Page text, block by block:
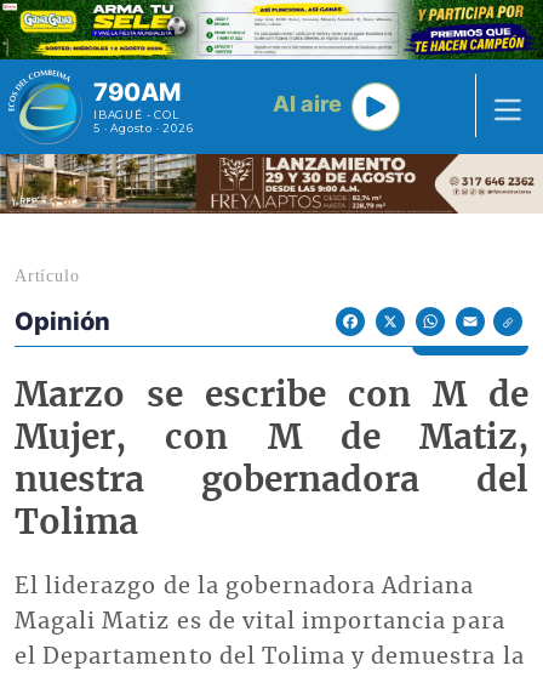
Pasar al contenido principal
790AM
IBAGUÉ - COL
5 · Agosto · 2026
Al aire
Artículo
Econoticias y Eventos
Opinión
FacebookX WhatsAppEmail
Marzo se escribe con M de
Mujer, con M de Matiz,
nuestra gobernadora del
Tolima
El liderazgo de la gobernadora Adriana
Magali Matiz es de vital importancia para
el Departamento del Tolima y demuestra la